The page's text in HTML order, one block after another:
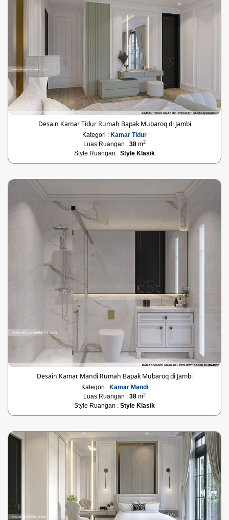
Desain Kamar Tidur Rumah Bapak Mubaroq di Jambi
Kategori : Kamar Tidur
Luas Ruangan : 38 m2
Style Ruangan : Style Klasik
Desain Kamar Mandi Rumah Bapak Mubaroq di Jambi
Kategori : Kamar Mandi
Luas Ruangan : 38 m2
Style Ruangan : Style Klasik